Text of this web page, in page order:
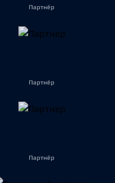
Партнёр
Партнёр
Партнёр